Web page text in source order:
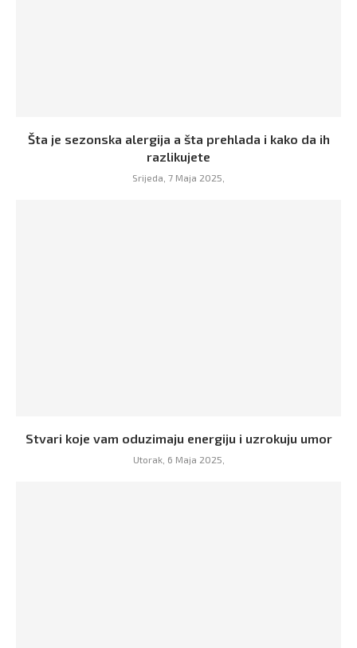
Šta je sezonska alergija a šta prehlada i kako da ih
razlikujete
Srijeda, 7 Maja 2025,
Stvari koje vam oduzimaju energiju i uzrokuju umor
Utorak, 6 Maja 2025,